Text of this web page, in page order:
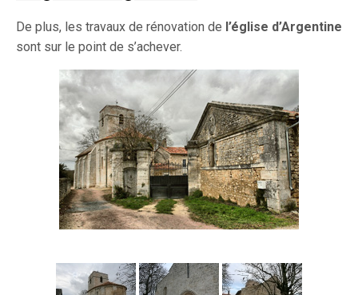
De plus, les travaux de rénovation de l’église d’Argentine
sont sur le point de s’achever.